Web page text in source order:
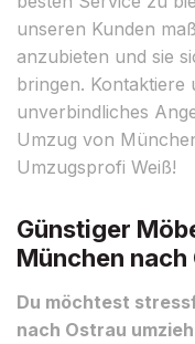
unseren Kunden
anzubieten und sie
bringen.
unverbindliches
Umzug von
Umzugsprofi Weiß!
Günstiger
München nach
Du möchtest
nach Ostrau